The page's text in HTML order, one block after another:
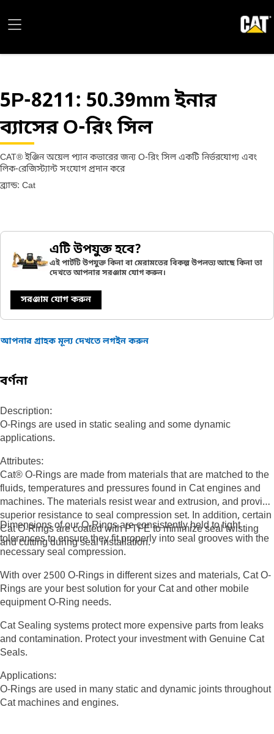
5P-8211: 50.39mm ইনার
ব্যাসের O-রিং সিল
CAT® ইঞ্জিন অয়েল প্যান কভারের জন্য O-রিং সিল একটি নির্ভরযোগ্য এবং
লিক-রেজিস্ট্যান্ট সংযোগ প্রদান করে
ব্র্যান্ড: Cat
এটি উপযুক্ত হবে?
এই পার্টটি উপযুক্ত কিনা বা মেরামতের বিকল্প উপলভ্য আছে কিনা তা
দেখতে আপনার সরঞ্জাম যোগ করুন।
সরঞ্জাম যোগ করুন
আপনার গ্রাহক মূল্য দেখতে লগইন করুন
বর্ণনা
Description:
O-Rings are used in static sealing and some dynamic
applications.
Attributes:
Cat® O-Rings are made from materials that are matched to the
fluids, temperatures and pressures found in Cat engines and
machines. The materials resist wear and extrusion, and provide
superior resistance to seal compression set. In addition, certain
Cat O-Rings are coated with PTFE to minimize seal twisting
and cutting during seal installation.
Dimensions of our O-Rings are consistently held to tight
tolerances to ensure they fit properly into seal grooves with the
necessary seal compression.
With over 2500 O-Rings in different sizes and materials, Cat O-
Rings are your best solution for your Cat and other mobile
equipment O-Ring needs.
Cat Sealing systems protect more expensive parts from leaks
and contamination. Protect your investment with Genuine Cat
Seals.
Applications:
O-Rings are used in many static and dynamic joints throughout
Cat machines and engines.